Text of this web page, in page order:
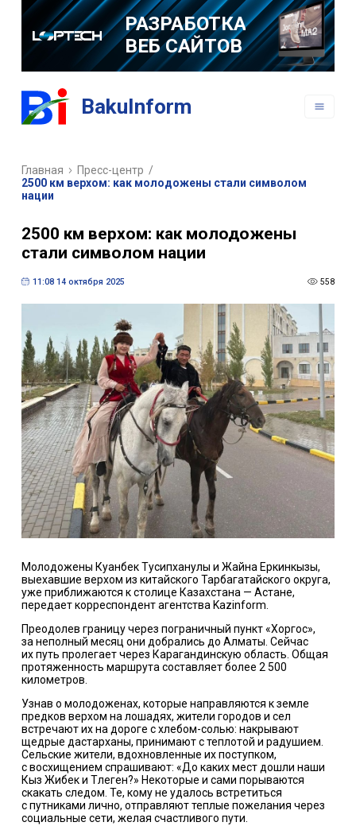
РАЗРАБОТКА
ВЕБ САЙТОВ
МОБИЛЬНЫХ
BakuInform
Главная Пресс-центр /
2500 км верхом: как молодожены стали символом
нации
2500 км верхом: как молодожены
стали символом нации
11:08 14 октября 2025 558
Молодожены Куанбек Тусипханулы и Жайна Еркинкызы,
выехавшие верхом из китайского Тарбагатайского округа,
уже приближаются к столице Казахстана — Астане,
передает корреспондент агентства Kazinform.
Преодолев границу через пограничный пункт «Хоргос»,
за неполный месяц они добрались до Алматы. Сейчас
их путь пролегает через Карагандинскую область. Общая
протяженность маршрута составляет более 2 500
километров.
Узнав о молодоженах, которые направляются к земле
предков верхом на лошадях, жители городов и сел
встречают их на дороге с хлебом-солью: накрывают
щедрые дастарханы, принимают с теплотой и радушием.
Сельские жители, вдохновленные их поступком,
с восхищением спрашивают: «До каких мест дошли наши
Кыз Жибек и Төлеген?» Некоторые и сами порываются
скакать следом. Те, кому не удалось встретиться
с путниками лично, отправляют теплые пожелания через
социальные сети, желая счастливого пути.